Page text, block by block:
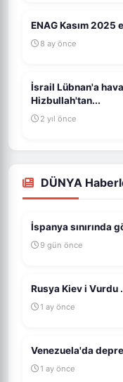
ENAG Kasım 2025
8 ay önce
İsrail Lübnan'a
Hizbullah'tan...
2 yıl önce
DÜNYA
İspanya sınırında
9 gün önce
Rusya Kiev i Vurdu
1 ay önce
Venezuela'da
1 ay önce